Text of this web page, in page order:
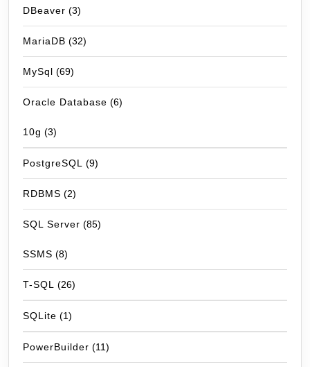
DBeaver (3)
MariaDB (32)
MySql (69)
Oracle Database (6)
10g (3)
PostgreSQL (9)
RDBMS (2)
SQL Server (85)
SSMS (8)
T-SQL (26)
SQLite (1)
PowerBuilder (11)